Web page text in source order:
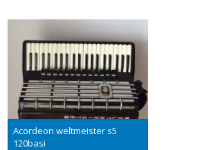
Acordeon weltmeister s5
120basi